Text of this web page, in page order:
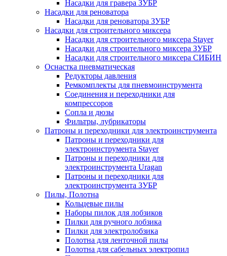
Насадки для гравера ЗУБР
Насадки для реноватора
Насадки для реноватора ЗУБР
Насадки для строительного миксера
Насадки для строительного миксера Stayer
Насадки для строительного миксера ЗУБР
Насадки для строительного миксера СИБИН
Оснастка пневматическая
Редукторы давления
Ремкомплекты для пневмоинструмента
Соединения и переходники для
компрессоров
Сопла и дюзы
Фильтры, лубрикаторы
Патроны и переходники для электроинструмента
Патроны и переходники для
электроинструмента Stayer
Патроны и переходники для
электроинструмента Uragan
Патроны и переходники для
электроинструмента ЗУБР
Пилы, Полотна
Кольцевые пилы
Наборы пилок для лобзиков
Пилки для ручного лобзика
Пилки для электролобзика
Полотна для ленточной пилы
Полотна для сабельных электропил